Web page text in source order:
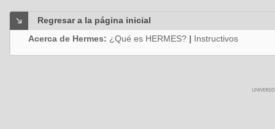
Regresar a la página inicial
Acerca de Hermes: ¿Qué es HERMES? | Instructivos